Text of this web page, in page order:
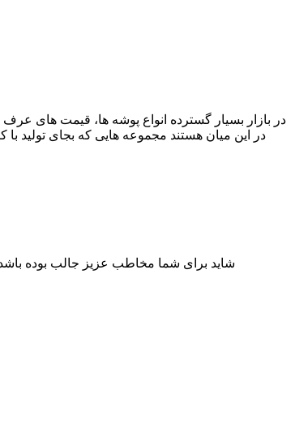
در بازار بسیار گسترده انواع پوشه ها، قیمت های عرف
در این میان هستند مجموعه هایی که بجای تولید
شاید برای شما مخاطب عزیز جالب بوده باشد